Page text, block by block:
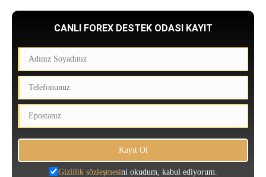
CANLI FOREX DESTEK ODASI KAYIT
Gizlilik sözleşmesini okudum, kabul ediyorum.